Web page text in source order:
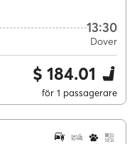
13:30
Dover
$ 184.01
för 1 passagerare